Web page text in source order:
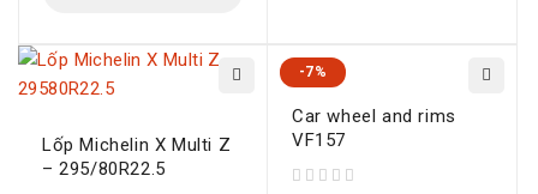
Lốp Michelin X Multi Z
– 295/80R22.5
-7%
Car wheel and rims
VF157